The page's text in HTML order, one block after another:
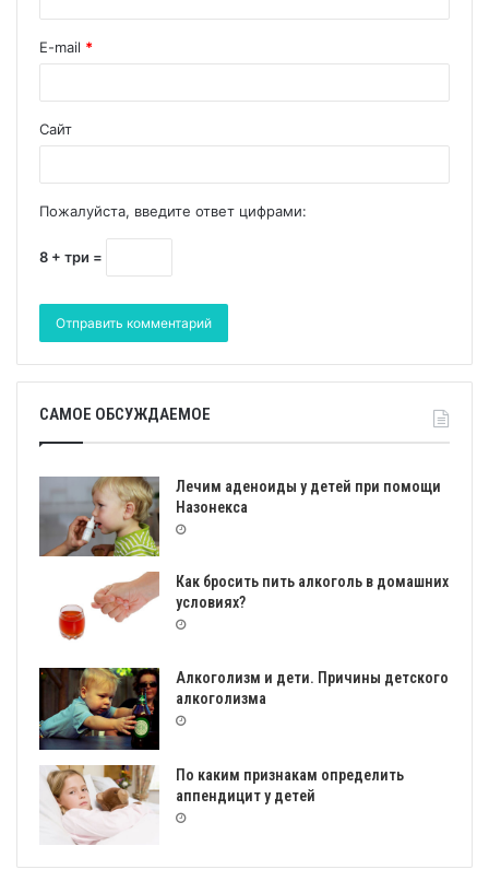
E-mail *
Сайт
Пожалуйста, введите ответ цифрами:
8 + три =
САМОЕ ОБСУЖДАЕМОЕ
Лечим аденоиды у детей при помощи
Назонекса
Как бросить пить алкоголь в домашних
условиях?
Алкоголизм и дети. Причины детского
алкоголизма
По каким признакам определить
аппендицит у детей